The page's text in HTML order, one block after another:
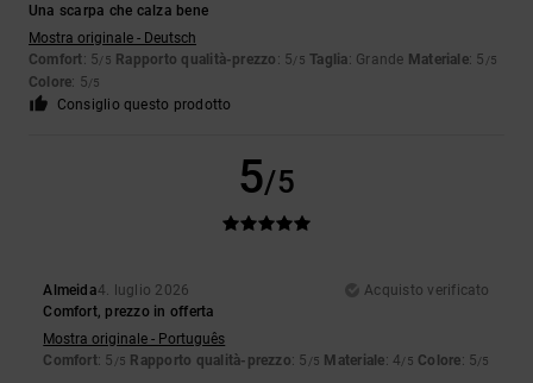
Una scarpa che calza bene
Mostra originale - Deutsch
Comfort: 5/5 Rapporto qualità-prezzo : 5/5 Taglia: Grande Materiale: 5 /5
Colore: 5/5
Consiglio questo prodotto
5/5
Almeida4. luglio 2026
Acquisto verificato
Comfort, prezzo in offerta
Mostra originale - Português
Comfort: 5 /5 Rapporto qualità-prezzo: 5 /5 Materiale: 4/5 Colore: 5/5